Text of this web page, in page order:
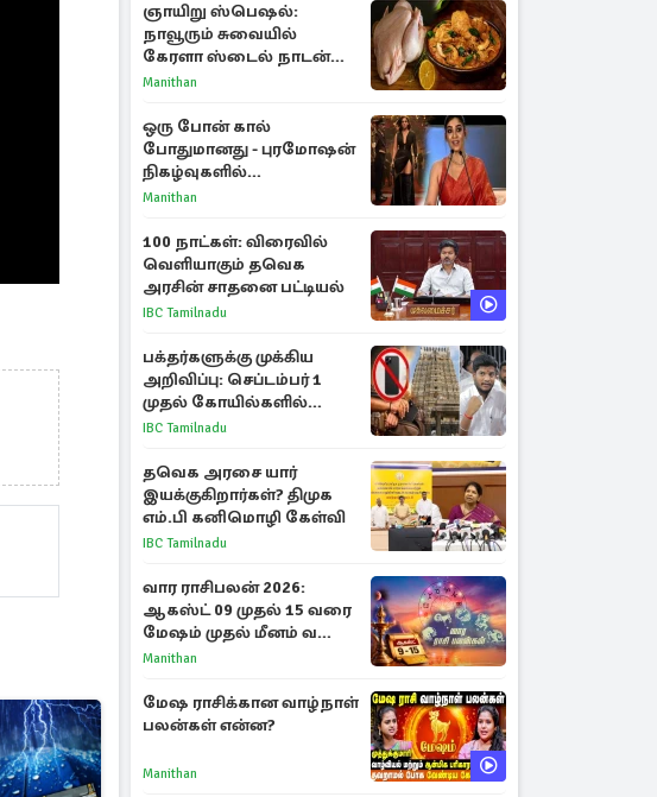
ஞாயிறு ஸ்பெஷல்:
நாவூரும் சுவையில்
கேரளா ஸ்டைல் நாடன்
சிக்கன் குழம்பு ரெசிபி!
Manithan
ஒரு போன் கால்
போதுமானது - புரமோஷன்
நிகழ்வுகளில்
பங்கேற்காதது குறித்து
Manithan
100 நாட்கள்: விரைவில்
வெளியாகும் தவெக
அரசின் சாதனை பட்டியல்
IBC Tamilnadu
பக்தர்களுக்கு முக்கிய
அறிவிப்பு: செப்டம்பர் 1
முதல் கோயில்களில்
மொபைலுக்கு தடை!
IBC Tamilnadu
தவெக அரசை யார்
இயக்குகிறார்கள்? திமுக
எம்.பி கனிமொழி கேள்வி
IBC Tamilnadu
வார ராசிபலன் 2026:
ஆகஸ்ட் 09 முதல் 15 வரை
மேஷம் முதல் மீனம் வரை
முழு பலன்கள்
Manithan
மேஷ ராசிக்கான வாழ்நாள்
பலன்கள் என்ன?
Manithan